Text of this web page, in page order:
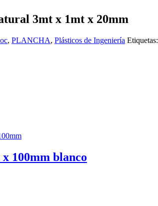
3mt x 1mt x 20mm
, PLANCHA, Plásticos de Ingeniería Etiquetas:
100mm blanco